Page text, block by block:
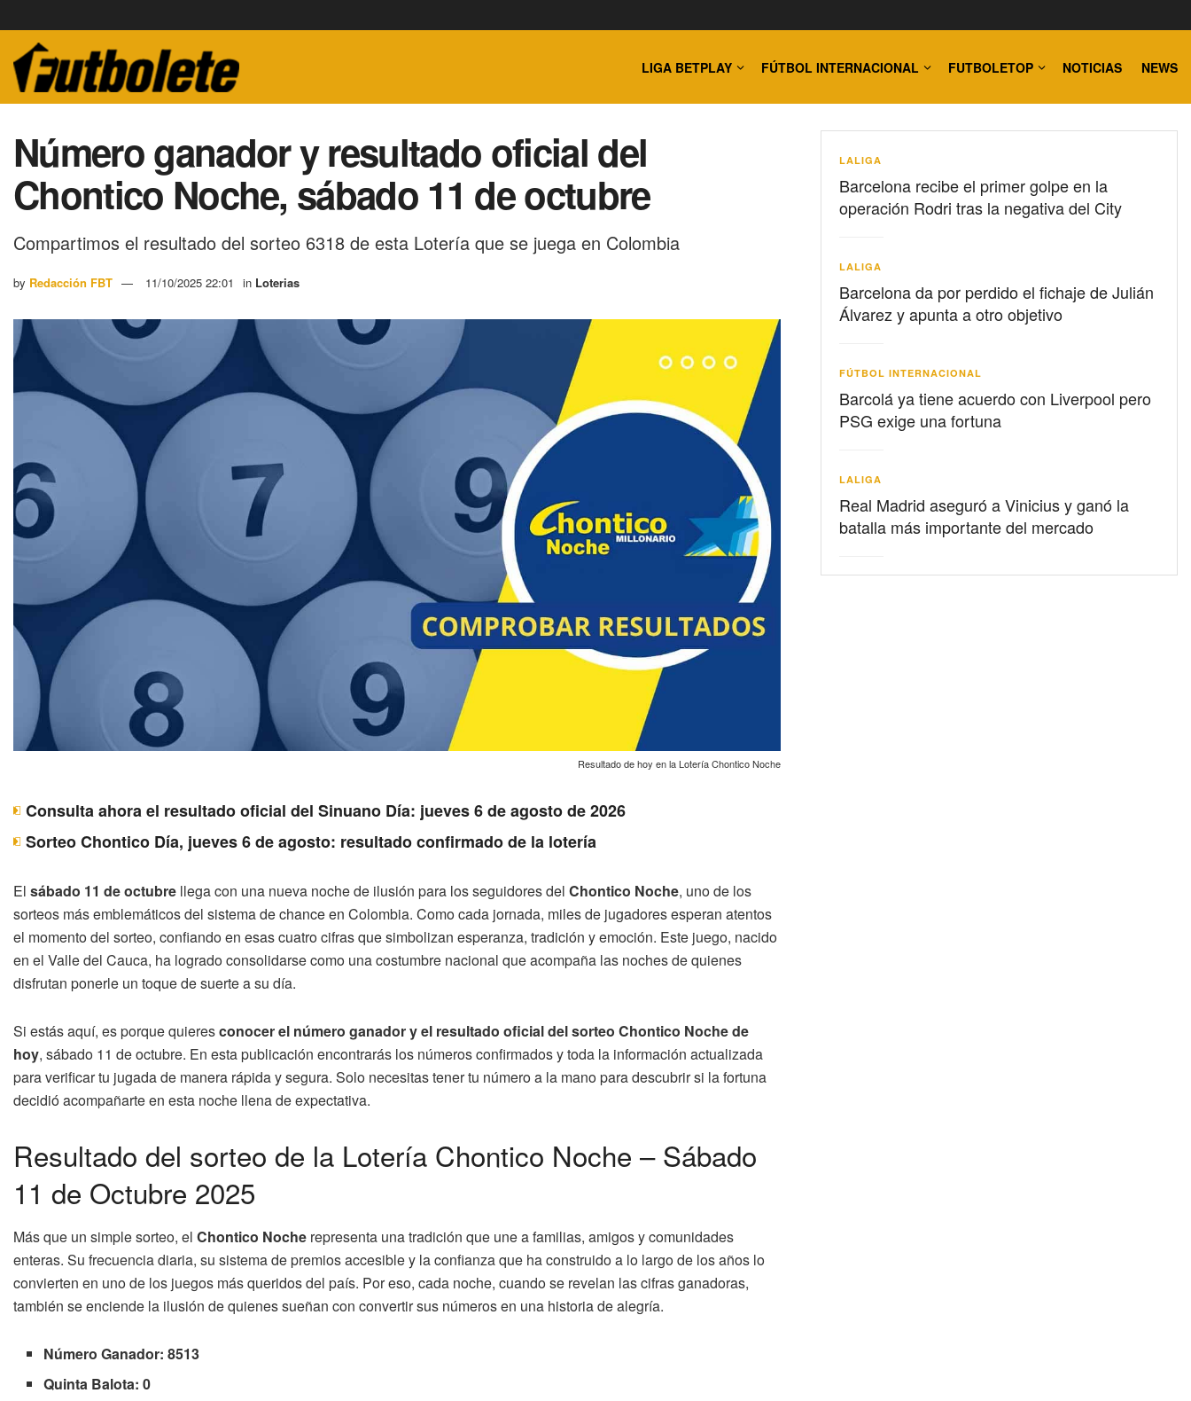
LIGA BETPLAY FÚTBOL INTERNACIONAL FUTBOLETOP NOTICIAS NEWS
Número ganador y resultado oficial del
Chontico Noche, sábado 11 de octubre
Compartimos el resultado del sorteo 6318 de esta Lotería que se juega en Colombia
by Redacción FBT 11/10/2025 22:01 in Loterias
Resultado de hoy en la Lotería Chontico Noche
Consulta ahora el resultado oficial del Sinuano Día: jueves 6 de agosto de 2026
Sorteo Chontico Día, jueves 6 de agosto: resultado confirmado de la lotería
El sábado 11 de octubre llega con una nueva noche de ilusión para los seguidores del Chontico Noche, uno de los
sorteos más emblemáticos del sistema de chance en Colombia. Como cada jornada, miles de jugadores esperan atentos
el momento del sorteo, confiando en esas cuatro cifras que simbolizan esperanza, tradición y emoción. Este juego, nacido
en el Valle del Cauca, ha logrado consolidarse como una costumbre nacional que acompaña las noches de quienes
disfrutan ponerle un toque de suerte a su día.
Si estás aquí, es porque quieresconocer el número ganador y el resultado oficial del sorteo Chontico Noche de
hoy, sábado 11 de octubre. En esta publicación encontrarás los números confirmados y toda la información actualizada
para verificar tu jugada de manera rápida y segura. Solo necesitas tener tu número a la mano para descubrir si la fortuna
decidió acompañarte en esta noche llena de expectativa.
Resultado del sorteo de la Lotería Chontico Noche – Sábado
11 de Octubre 2025
Más que un simple sorteo, el Chontico Noche representa una tradición que une a familias, amigos y comunidades
enteras. Su frecuencia diaria, su sistema de premios accesible y la confianza que ha construido a lo largo de los años lo
convierten en uno de los juegos más queridos del país. Por eso, cada noche, cuando se revelan las cifras ganadoras,
también se enciende la ilusión de quienes sueñan con convertir sus números en una historia de alegría.
Número Ganador: 8513
Quinta Balota: 0
LALIGA
Barcelona recibe el primer golpe en la
operación Rodri tras la negativa del City
LALIGA
Barcelona da por perdido el fichaje de Julián
Álvarez y apunta a otro objetivo
FÚTBOL INTERNACIONAL
Barcolá ya tiene acuerdo con Liverpool pero
PSG exige una fortuna
LALIGA
Real Madrid aseguró a Vinicius y ganó la
batalla más importante del mercado